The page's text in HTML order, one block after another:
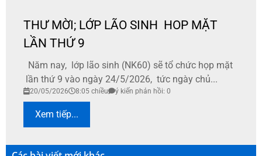
THƯ MỜI; LỚP LÃO SINH HOP MẶT
LẦN THỨ 9
Năm nay, lớp lão sinh (NK60) sẽ tổ chức họp mặt
lần thứ 9 vào ngày 24/5/2026, tức ngày chủ...
20/05/2026 8:05 chiều ý kiến phản hồi: 0
Xem tiếp...